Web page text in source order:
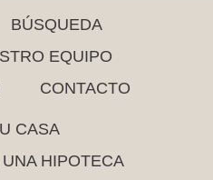
BÚSQUEDA
EQUIPO
CONTACTO
CASA
HIPOTECA